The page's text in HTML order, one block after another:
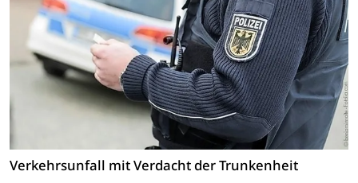
Verkehrsunfall mit Verdacht der Trunkenheit